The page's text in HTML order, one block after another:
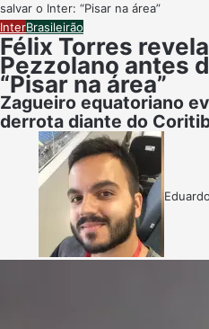
salvar o Inter: “Pisar na área”
InterBrasileirão
Félix Torres
Pezzolano antes
“Pisar na área”
Zagueiro equatoriano
derrota diante do